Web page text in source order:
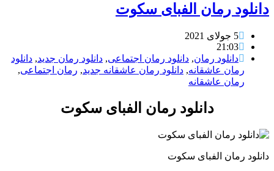
دانلود رمان الفبای سکوت
5 جولای 2021
21:03
دانلود رمان, دانلود رمان اجتماعی, دانلود رمان جدید, دانلود
رمان عاشقانه, دانلود رمان عاشقانه جدید, رمان اجتماعی,
رمان عاشقانه
دانلود رمان الفبای سکوت
دانلود رمان الفبای سکوت